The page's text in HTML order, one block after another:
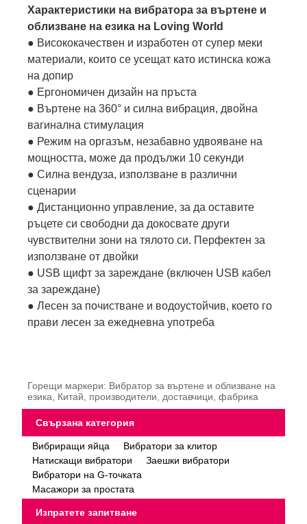
Характеристики на вибратора за въртене и
облизване на езика на Loving World
● Висококачествен и изработен от супер меки
материали, които се усещат като истинска кожа
на допир
● Ергономичен дизайн на пръста
● Въртене на 360° и силна вибрация, двойна
вагинална стимулация
● Режим на оргазъм, незабавно удвояване на
мощността, може да продължи 10 секунди
● Силна вендуза, използване в различни
сценарии
● Дистанционно управление, за да оставите
ръцете си свободни да докосвате други
чувствителни зони на тялото си. Перфектен за
използване от двойки
● USB щифт за зареждане (включен USB кабел
за зареждане)
● Лесен за почистване и водоустойчив, което го
прави лесен за ежедневна употреба
Горещи маркери: Вибратор за въртене и облизване на
езика, Китай, производители, доставчици, фабрика
Свързана категория
Вибриращи яйца
Вибратори за клитор
Натискащи вибратори
Заешки вибратори
Вибратори на G-точката
Масажори за простата
Изпратете запитване